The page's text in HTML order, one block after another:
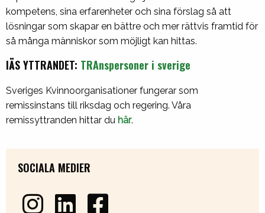
kompetens, sina erfarenheter och sina förslag så att
lösningar som skapar en bättre och mer rättvis framtid för
så många människor som möjligt kan hittas.
lÄS YTTRANDET: TRAnspersoner i sverige
Sveriges Kvinnoorganisationer fungerar som
remissinstans till riksdag och regering. Våra
remissyttranden hittar du här.
SOCIALA MEDIER